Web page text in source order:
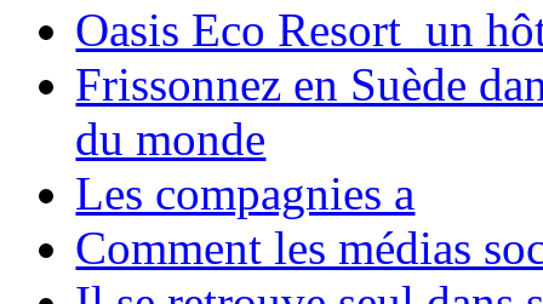
Oasis Eco Resort un
Frissonnez en Suède
du monde
Les compagnies a
Comment les médias